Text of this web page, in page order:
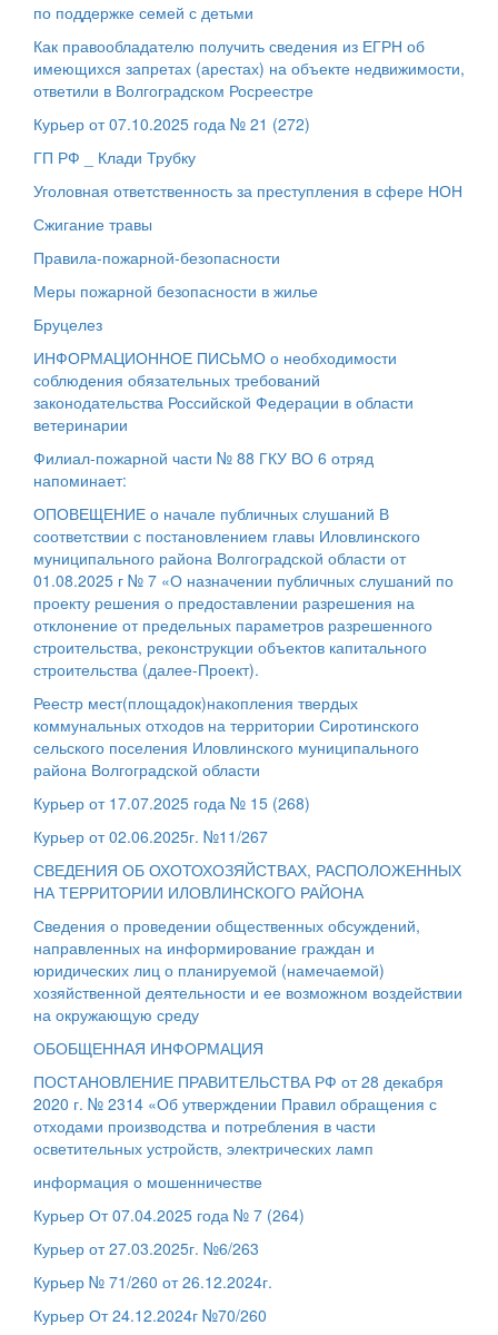
по поддержке семей с детьми
Как правообладателю получить сведения из ЕГРН об
имеющихся запретах (арестах) на объекте недвижимости,
ответили в Волгоградском Росреестре
Курьер от 07.10.2025 года № 21 (272)
ГП РФ _ Клади Трубку
Уголовная ответственность за преступления в сфере НОН
Сжигание травы
Правила-пожарной-безопасности
Меры пожарной безопасности в жилье
Бруцелез
ИНФОРМАЦИОННОЕ ПИСЬМО о необходимости
соблюдения обязательных требований
законодательства Российской Федерации в области
ветеринарии
Филиал-пожарной части № 88 ГКУ ВО 6 отряд
напоминает:
ОПОВЕЩЕНИЕ о начале публичных слушаний В
соответствии с постановлением главы Иловлинского
муниципального района Волгоградской области от
01.08.2025 г № 7 «О назначении публичных слушаний по
проекту решения о предоставлении разрешения на
отклонение от предельных параметров разрешенного
строительства, реконструкции объектов капитального
строительства (далее-Проект).
Реестр мест(площадок)накопления твердых
коммунальных отходов на территории Сиротинского
сельского поселения Иловлинского муниципального
района Волгоградской области
Курьер от 17.07.2025 года № 15 (268)
Курьер от 02.06.2025г. №11/267
СВЕДЕНИЯ ОБ ОХОТОХОЗЯЙСТВАХ, РАСПОЛОЖЕННЫХ
НА ТЕРРИТОРИИ ИЛОВЛИНСКОГО РАЙОНА
Сведения о проведении общественных обсуждений,
направленных на информирование граждан и
юридических лиц о планируемой (намечаемой)
хозяйственной деятельности и ее возможном воздействии
на окружающую среду
ОБОБЩЕННАЯ ИНФОРМАЦИЯ
ПОСТАНОВЛЕНИЕ ПРАВИТЕЛЬСТВА РФ от 28 декабря
2020 г. № 2314 «Об утверждении Правил обращения с
отходами производства и потребления в части
осветительных устройств, электрических ламп
информация о мошенничестве
Курьер От 07.04.2025 года № 7 (264)
Курьер от 27.03.2025г. №6/263
Курьер № 71/260 от 26.12.2024г.
Курьер От 24.12.2024г №70/260